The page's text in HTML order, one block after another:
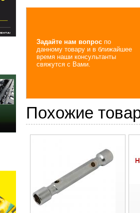
Задайте нам вопрос по
данному товару и в ближайшее
время наши консультанты
свяжутся с Вами.
Похожие